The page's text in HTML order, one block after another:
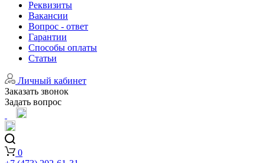
Реквизиты
Вакансии
Вопрос - ответ
Гарантии
Способы оплаты
Статьи
Личный кабинет
Заказать звонок
Задать вопрос
0